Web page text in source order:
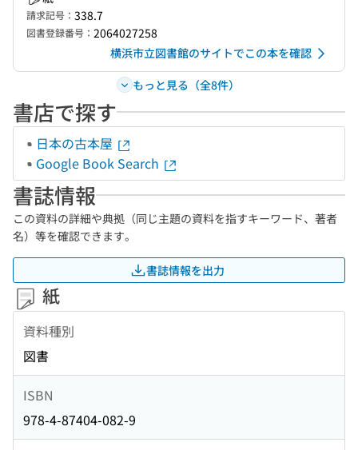
請求記号： 338.7
図書登録番号： 2064027258
横浜市立図書館のサイトでこの本を確認
もっと見る（全8件）
書店で探す
日本の古本屋
Google Book Search
書誌情報
この資料の詳細や典拠（同じ主題の資料を指すキーワード、著者
名）等を確認できます。
書誌情報を出力
紙
資料種別
図書
ISBN
978-4-87404-082-9